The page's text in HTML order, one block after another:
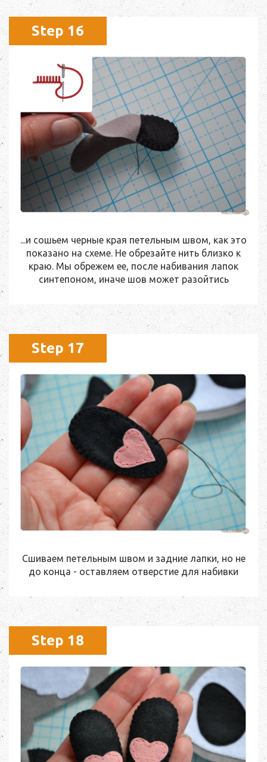
Step 16
...и сошьем черные края петельным швом, как это
показано на схеме. Не обрезайте нить близко к
краю. Мы обрежем ее, после набивания лапок
синтепоном, иначе шов может разойтись
Step 17
Сшиваем петельным швом и задние лапки, но не
до конца - оставляем отверстие для набивки
Step 18